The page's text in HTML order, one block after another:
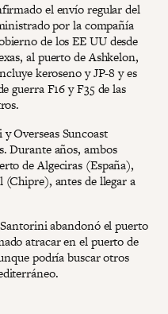
el envío regular del
por la compañía
de los EE UU desde
al puerto de Ashkelon,
keroseno y JP-8 y es
guerra F16 y F35 de las
Overseas Suncoast
Durante años, ambos
de Algeciras (España),
(Chipre), antes de llegar a
abandonó el puerto
atracar en el puerto de
podría buscar otros